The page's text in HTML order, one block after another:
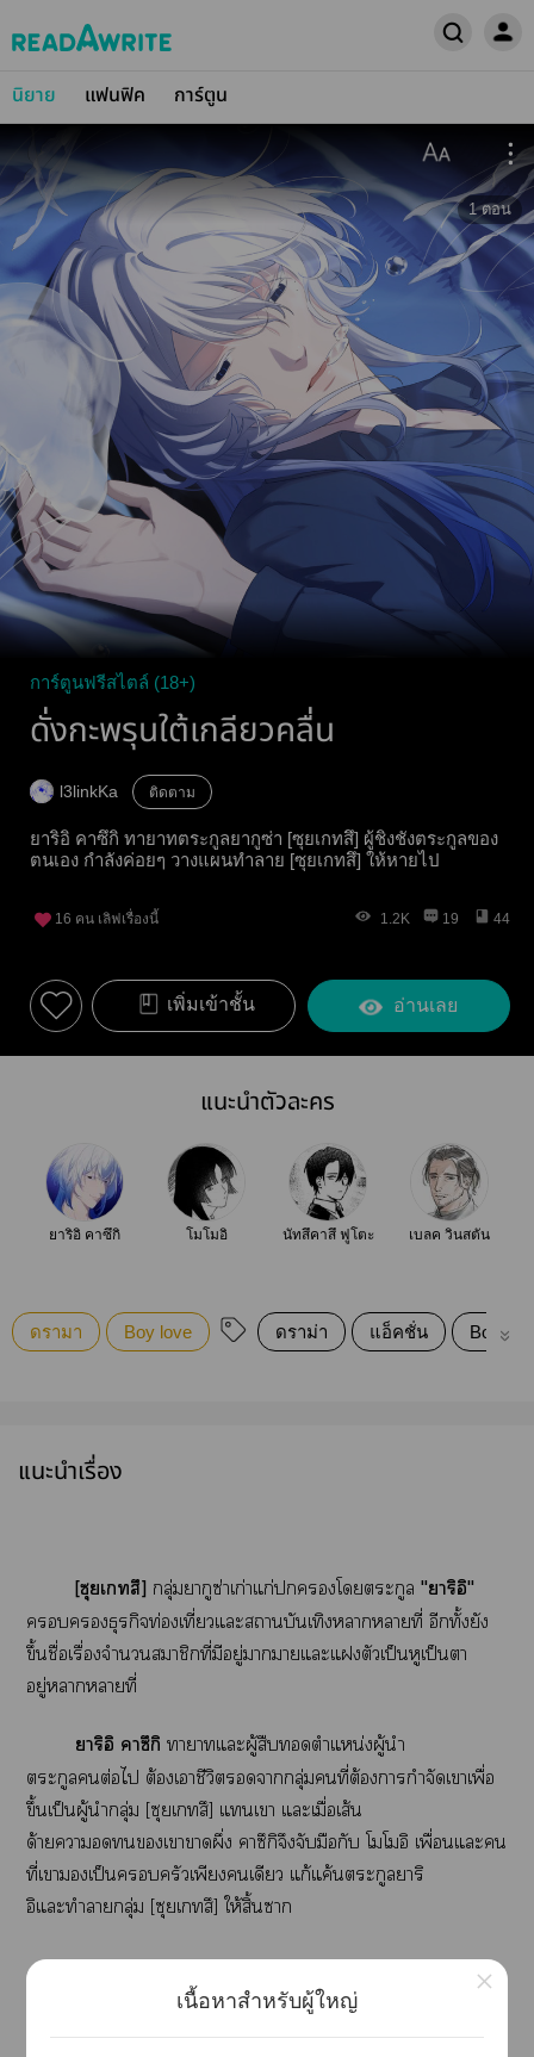
นิยาย แฟนฟิค การ์ตูน
1 ตอน
การ์ตูนฟรีสไตล์ (18+)
ดั่งกะพรุนใต้เกลียวคลื่น
l3linkKa ติดตาม
ยาริอิ คาซึกิ ทายาทตระกูลยากูซ่า [ซุยเกทสึ] ผู้ชิงชังตระกูลของ
ตนเอง กำลังค่อยๆ วางแผนทำลาย [ซุยเกทสึ] ให้หายไป
16 คน เลิฟเรื่องนี้ 1.2K 19 44
เพิ่มเข้าชั้น อ่านเลย
แนะนำตัวละคร
ยาริอิ คาซึกิ โมโมอิ นัทสึคาสึ ฟูโตะ เบลค วินสตัน
ดรามา Boy love ดราม่า แอ็คชั่น
แนะนำเรื่อง
[ซุยเทสึ]กลุ่มยากูซ่าเก่าแก่โตระกูล "าริอิ"
ธุรกิจท่องเที่ยวแะสถานบันเทิงาาที่ อีกทั้งยัง
ขึ้นชื่อเรื่องจำนวนสมาชิกที่มีอยู่าาแะแตัวเป็นหูเป็นา
อยู่าาที่
าริอิ าซึกิ าาแะผู้สืบตำแหน่งผู้นำ
ตระกูลต่อไ ต้องเาชีวิตากลุ่มคนที่ต้องการกำจัดเาเพื่อ
ขึ้นเป็นผู้นำกลุ่ม [ซุยเทสึ] แเา แะเมื่อเส้น
ด้ายาเาาผึ่ง าซึกิจึงจับมือกับ โโอิ เพื่อนแะคน
ที่เางเป็นครัวเพียงเดียว แก้แค้นตระกูลาริ
อิแะทำากลุ่ม [ซุยเทสึ] ให้สิ้นา
Trigger & Content Warning
เนื้อหาสำหรับผู้ใหญ่
×